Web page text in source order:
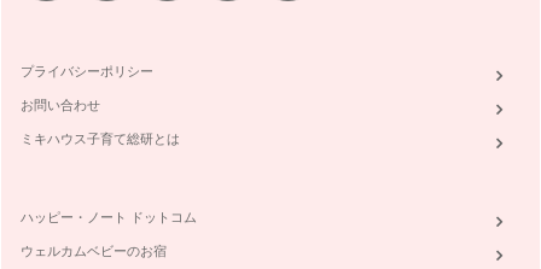
（材料） ５～６個分 牛乳 ２６０ｃｃ 板ゼラチン …
プライバシーポリシー
お問い合わせ
ミキハウス子育て総研とは
ハッピー・ノート ドットコム
ウェルカムベビーのお宿